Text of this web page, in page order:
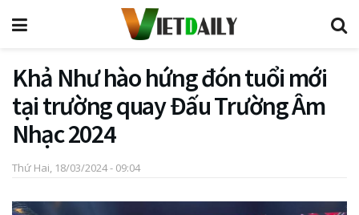
Khả Như hào hứng đón tuổi mới
tại trường quay Đấu Trường Âm
Nhạc 2024
Thứ Hai, 18/03/2024 - 09:04